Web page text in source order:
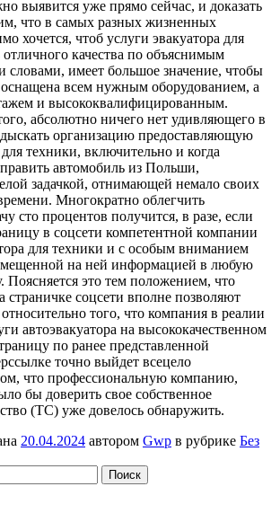
выявится уже прямо сейчас, и доказать
что в самых разных жизненных
хочется, чтоб услуги эвакуатора для
отличного качества по объяснимым
словами, имеет большое значение, чтобы
всем нужным оборудованием, а
и высококвалифицированным.
абсолютно ничего нет удивляющего в
организацию предоставляющую
техники, включительно и когда
автомобиль из Польши,
задачкой, отнимающей немало своих
Многократно облегчить
сто процентов получится, в разе, если
в соцсети компетентной компании
для техники и с особым вниманием
на ней информацией в любую
Поясняется это тем положением, что
страничке соцсети вполне позволяют
того, что компания в реалии
автоэвакуатора на высококачественном
по ранее представленной
точно выйдет всецело
что профессиональную компанию,
бы доверить свое собственное
(ТС) уже довелось обнаружить.
20.04.2024 автором Gwp в рубрике Без